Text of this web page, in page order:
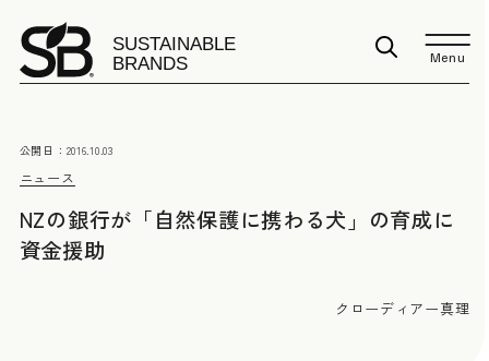
Menu
ニュース
公開日： 2016.10.03
NZの銀行が「自然保護に携わる犬」の育成に
資金援助
クローディアー真理